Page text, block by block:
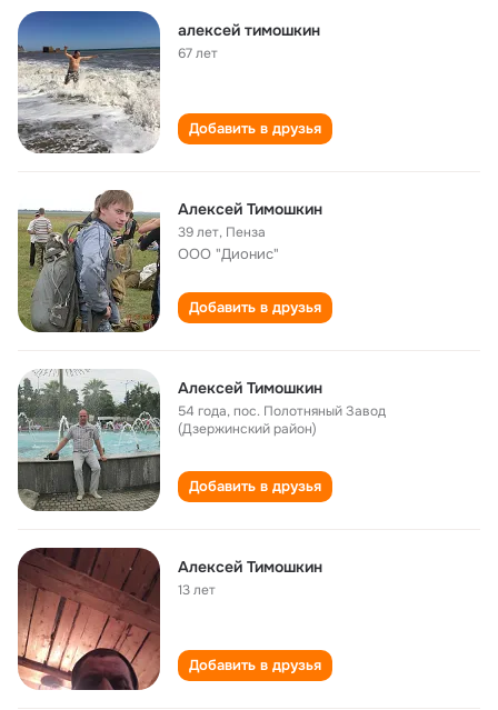
алексей тимошкин
67 лет
Добавить в друзья
Алексей Тимошкин
39 лет, Пенза
ООО "Дионис"
Добавить в друзья
Алексей Тимошкин
54 года,пос. Полотняный Завод
(Дзержинский район)
Добавить в друзья
Алексей Тимошкин
13 лет
Добавить в друзья